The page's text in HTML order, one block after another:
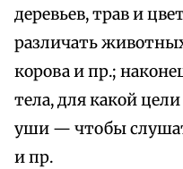
деревьев, трав и
различать
корова и пр.;
тела, для какой
уши — чтобы
и пр.